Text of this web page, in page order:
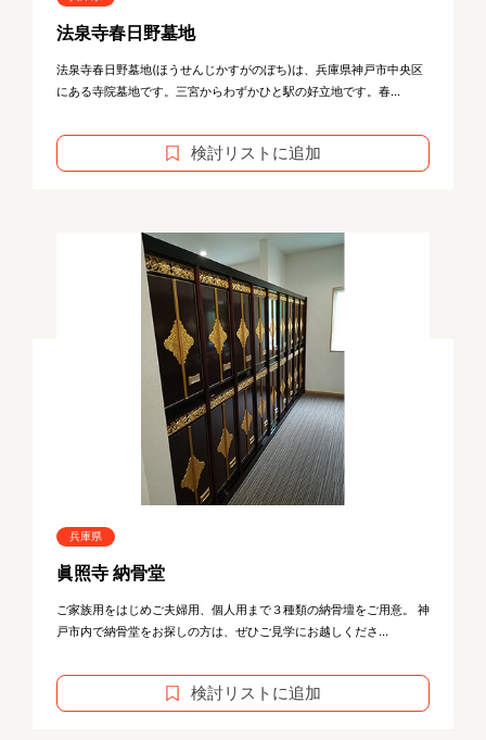
法泉寺春日野墓地
法泉寺春日野墓地(ほうせんじかすがのぼち)は、兵庫県神戸市中央区
にある寺院墓地です。三宮からわずかひと駅の好立地です。春...
検討リストに追加
兵庫県
眞照寺 納骨堂
ご家族用をはじめご夫婦用、個人用まで３種類の納骨壇をご用意。 神
戸市内で納骨堂をお探しの方は、ぜひご見学にお越しくださ...
検討リストに追加